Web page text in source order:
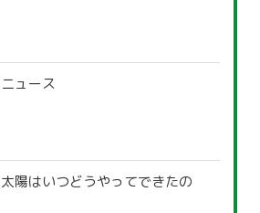
ニュース
太陽はいつどうやってできたの